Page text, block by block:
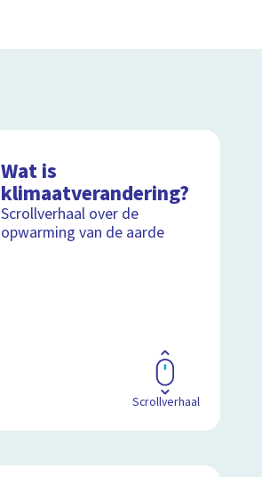
Wat is
klimaatverandering?
Scrollverhaal over de
opwarming van de aarde
Scrollverhaal